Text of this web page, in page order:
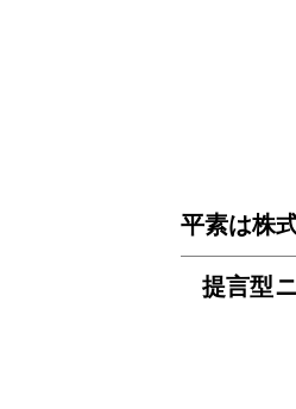
平素は株
提言型